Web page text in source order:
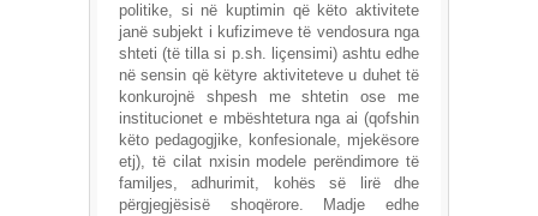
politike, si në kuptimin që këto aktivitete
janë subjekt i kufizimeve të vendosura nga
shteti (të tilla si p.sh. liçensimi) ashtu edhe
në sensin që këtyre aktiviteteve u duhet të
konkurojnë shpesh me shtetin ose me
institucionet e mbështetura nga ai (qofshin
këto pedagogjike, konfesionale, mjekësore
etj), të cilat nxisin modele perëndimore të
familjes, adhurimit, kohës së lirë dhe
përgjegjësisë shoqërore. Madje edhe